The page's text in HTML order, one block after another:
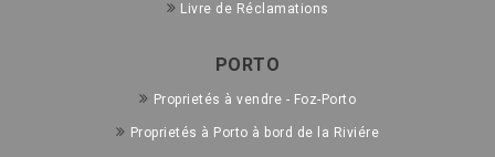
Livre de Réclamations
PORTO
Proprietés à vendre - Foz-Porto
Proprietés à Porto à bord de la Riviére